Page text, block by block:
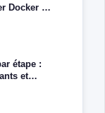
Docker et
étape :
et